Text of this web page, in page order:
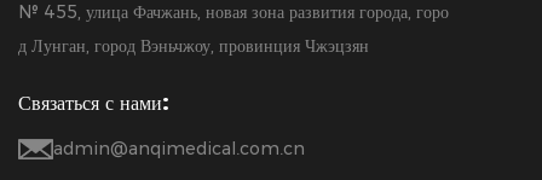
№ 455, улица Фачжань, новая зона развития города, горо
д Лунган, город Вэньчжоу, провинция Чжэцзян
Связаться с нами:
admin@anqimedical.com.cn